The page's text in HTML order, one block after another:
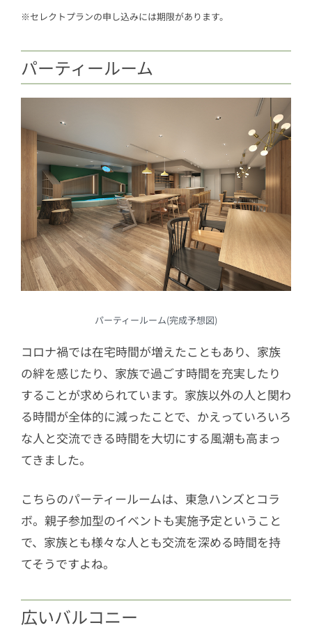
※セレクトプランの申し込みには期限があります。
パーティールーム
パーティールーム(完成予想図)
コロナ禍では在宅時間が増えたこともあり、家族
の絆を感じたり、家族で過ごす時間を充実したり
することが求められています。家族以外の人と関わ
る時間が全体的に減ったことで、かえっていろいろ
な人と交流できる時間を大切にする風潮も高まっ
てきました。
こちらのパーティールームは、東急ハンズとコラ
ボ。親子参加型のイベントも実施予定ということ
で、家族とも様々な人とも交流を深める時間を持
てそうですよね。
広いバルコニー